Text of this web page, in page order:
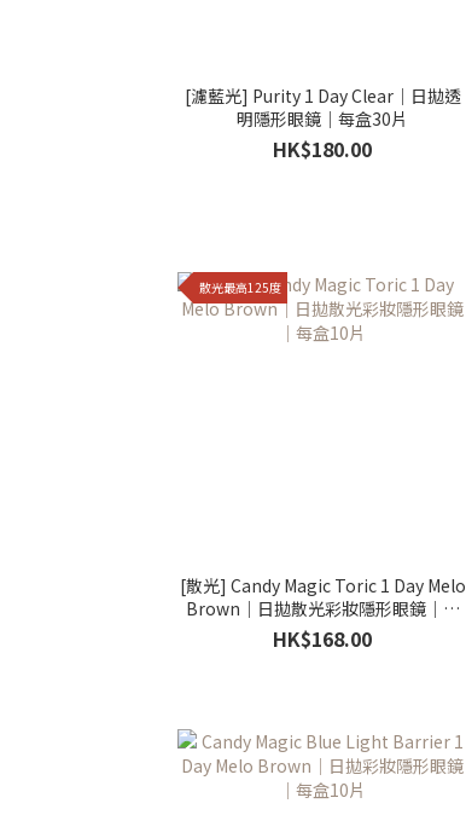
[濾藍光] Purity 1 Day Clear｜日拋透
明隱形眼鏡｜每盒30片
HK$180.00
散光最高125度
[散光] Candy Magic Toric 1 Day Melo
Brown｜日拋散光彩妝隱形眼鏡｜每
盒10片
HK$168.00